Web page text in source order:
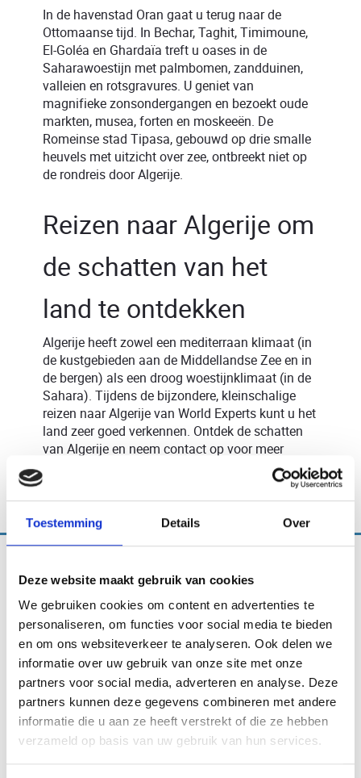
Toestemming Details Over
Deze website maakt gebruik van cookies
We gebruiken cookies om content en advertenties te
personaliseren, om functies voor social media te bieden
en om ons websiteverkeer te analyseren. Ook delen we
informatie over uw gebruik van onze site met onze
partners voor social media, adverteren en analyse. Deze
partners kunnen deze gegevens combineren met andere
informatie die u aan ze heeft verstrekt of die ze hebben
verzameld op basis van uw gebruik van hun services.
In de havenstad Oran gaat u terug naar de
Ottomaanse tijd. In Bechar, Taghit, Timimoune,
El-Goléa en Ghardaïa treft u oases in de
Saharawoestijn met palmbomen, zandduinen,
valleien en rotsgravures. U geniet van
magnifieke zonsondergangen en bezoekt oude
markten, musea, forten en moskeeën. De
Romeinse stad Tipasa, gebouwd op drie smalle
heuvels met uitzicht over zee, ontbreekt niet op
de rondreis door Algerije.
Reizen naar Algerije om
de schatten van het
land te ontdekken
Algerije heeft zowel een mediterraan klimaat (in
de kustgebieden aan de Middellandse Zee en in
de bergen) als een droog woestijnklimaat (in de
Sahara). Tijdens de bijzondere, kleinschalige
reizen naar Algerije van World Experts kunt u het
land zeer goed verkennen. Ontdek de schatten
van Algerije en neem contact op voor meer
informatie, advies of het samenstellen van uw
reis op maat
Bestemmingen
Albanie
Algerije
Argentinie